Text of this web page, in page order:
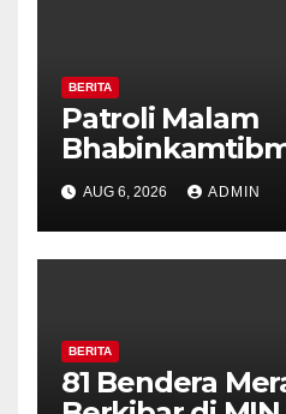
BERITA
Patroli Malam
Pilar Kelurahan
Perkuat
Diajak Aktifkan
AUG 6, 2026 ADMIN
BERITA
81 Bendera